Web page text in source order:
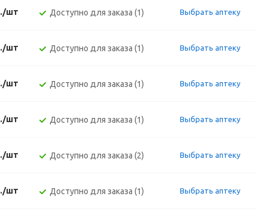
шт Доступно для заказа (1) Выбрать аптеку
шт Доступно для заказа (1) Выбрать аптеку
шт Доступно для заказа (1) Выбрать аптеку
шт Доступно для заказа (1) Выбрать аптеку
шт Доступно для заказа (2) Выбрать аптеку
шт Доступно для заказа (1) Выбрать аптеку